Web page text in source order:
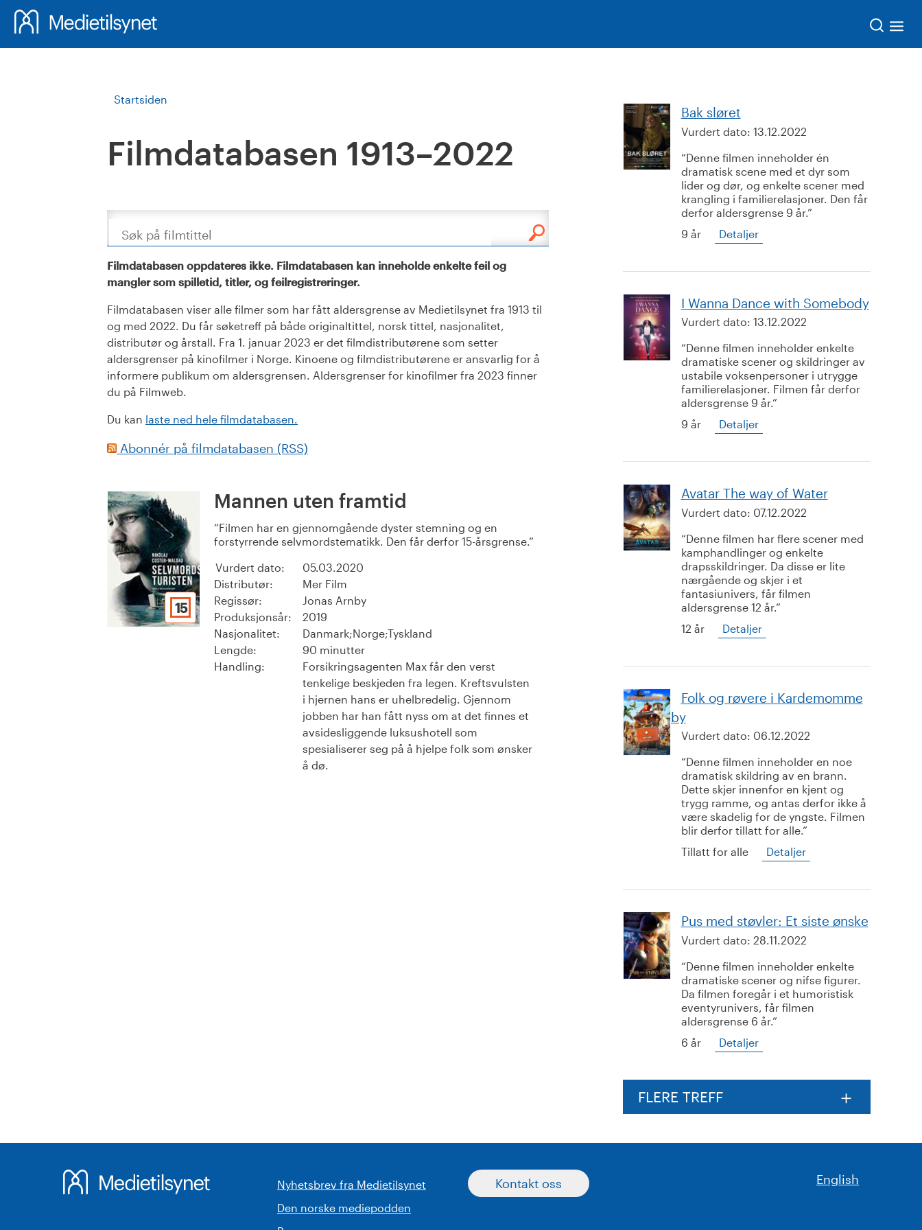
Startsiden
Filmdatabasen 1913–2022
Søk
Filmdatabasen oppdateres ikke. Filmdatabasen kan inneholde enkelte feil og
mangler som spilletid, titler, og feilregistreringer.
Filmdatabasen viser alle filmer som har fått aldersgrense av Medietilsynet fra 1913 til
og med 2022. Du får søketreff på både originaltittel, norsk tittel, nasjonalitet,
distributør og årstall. Fra 1. januar 2023 er det filmdistributørene som setter
aldersgrenser på kinofilmer i Norge. Kinoene og filmdistributørene er ansvarlig for å
informere publikum om aldersgrensen. Aldersgrenser for kinofilmer fra 2023 finner
du på Filmweb.
Du kan laste ned hele filmdatabasen.
Abonnér på filmdatabasen (RSS)
15
Mannen uten framtid
Filmen har en gjennomgående dyster stemning og en
forstyrrende selvmordstematikk. Den får derfor 15-årsgrense.
Vurdert dato:
05.03.2020
Distributør:
Mer Film
Regissør:
Jonas Arnby
Produksjonsår:
2019
Nasjonalitet:
Danmark;Norge;Tyskland
Lengde:
90 minutter
Handling:
Forsikringsagenten Max får den verst
tenkelige beskjeden fra legen. Kreftsvulsten
i hjernen hans er uhelbredelig. Gjennom
jobben har han fått nyss om at det finnes et
avsidesliggende luksushotell som
spesialiserer seg på å hjelpe folk som ønsker
å dø.
Bak sløret
Vurdert dato: 13.12.2022
Denne filmen inneholder én
dramatisk scene med et dyr som
lider og dør, og enkelte scener med
krangling i familierelasjoner. Den får
derfor aldersgrense 9 år.
9 år
Detaljer
I Wanna Dance with Somebody
Vurdert dato: 13.12.2022
Denne filmen inneholder enkelte
dramatiske scener og skildringer av
ustabile voksenpersoner i utrygge
familierelasjoner. Filmen får derfor
aldersgrense 9 år.
9 år
Detaljer
Avatar The way of Water
Vurdert dato: 07.12.2022
Denne filmen har flere scener med
kamphandlinger og enkelte
drapsskildringer. Da disse er lite
nærgående og skjer i et
fantasiunivers, får filmen
aldersgrense 12 år.
12 år
Detaljer
Folk og røvere i Kardemomme
by
Vurdert dato: 06.12.2022
Denne filmen inneholder en noe
dramatisk skildring av en brann.
Dette skjer innenfor en kjent og
trygg ramme, og antas derfor ikke å
være skadelig for de yngste. Filmen
blir derfor tillatt for alle.
Tillatt for alle
Detaljer
Pus med støvler: Et siste ønske
Vurdert dato: 28.11.2022
Denne filmen inneholder enkelte
dramatiske scener og nifse figurer.
Da filmen foregår i et humoristisk
eventyrunivers, får filmen
aldersgrense 6 år.
6 år
Detaljer
FLERE TREFF
Nyhetsbrev fra Medietilsynet
Den norske mediepodden
Kontakt oss English